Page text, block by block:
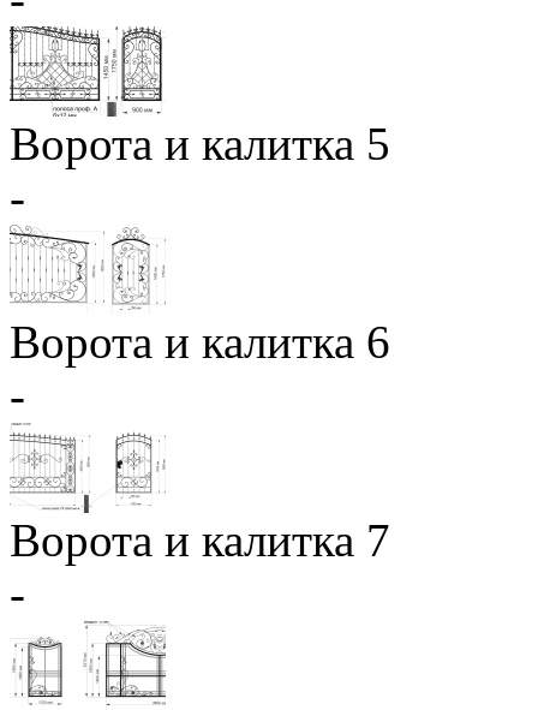
Ворота и калитка 5
-
Ворота и калитка 6
-
Ворота и калитка 7
-